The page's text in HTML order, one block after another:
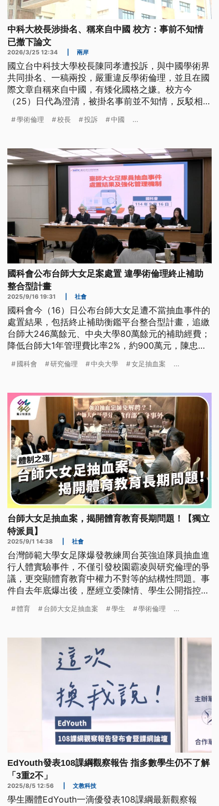
中科大校長涉掛名、稱來自中國 校方：事前不知情
已撤下論文
2026/3/25 12:34 兩岸
國立台中科技大學校長陳同孝遭投訴，與中國學術界
共同掛名、一稿兩投，嚴重違反學術倫理，並且在國
際文章自稱來自中國，有矮化國格之嫌。校方今
（25）日代為澄清，被掛名事前並不知情，反駁相關
學術倫理 校長 投訴 中國 ...
國科會公布台師大女足案處置 違學術倫理終止補助
整合型計畫
2025/9/16 19:31 社會
國科會今（16）日公布台師大女足遭不當抽血事件的
處置結果，包括終止補助衡鑑平台整合型計畫，追繳
台師大246萬餘元、中央大學80萬餘元的補助經費；
降低台師大1年管理費比率2%，約900萬元，陳忠慶
國科會 研究倫理 中央大學 女足抽血案 ...
台師大女足抽血案，揭開體育教育長期問題！【獨立
特派員】
2025/9/1 14:38 社會
台灣師範大學女足隊爆發教練周台英強迫隊員抽血進
行人體實驗事件，不僅引發校園霸凌與研究倫理的爭
議，更突顯體育教育中權力不對等的結構性問題。事
件自去年底爆出後，歷經立委陳情、學生公開指控到
最終，周台英遭解聘並被註銷教練證，但相關真相與
體育制度長期存在的沉痾。
體育 台師大女足抽血案 學生 學術倫理 ...
EdYouth發表108課綱觀察報告 指多數學生仍不了解
「3重2不」
2025/8/5 12:56 文教科技
學生團體EdYouth一滴優發表108課綱最新觀察報